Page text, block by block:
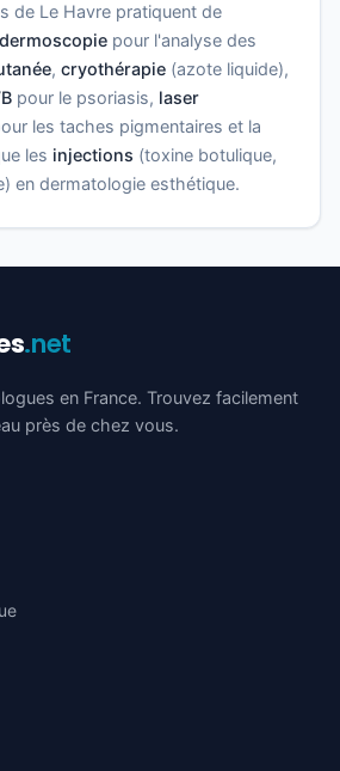
de Le Havre pratiquent de
dermoscopie pour l'analyse des
, cryothérapie (azote liquide),
pour le psoriasis, laser
les taches pigmentaires et la
les injections (toxine botulique,
en dermatologie esthétique.
.net
en France. Trouvez facilement
près de chez vous.